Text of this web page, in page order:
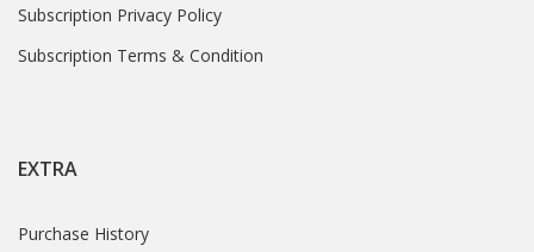
Subscription Privacy Policy
Subscription Terms & Condition
EXTRA
Purchase History